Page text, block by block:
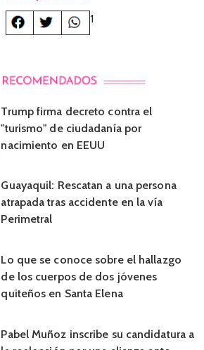
1
Trump firma decreto contra el
"turismo" de ciudadanía por
nacimiento en EEUU
Guayaquil: Rescatan a una persona
atrapada tras accidente en la vía
Perimetral
Lo que se conoce sobre el hallazgo
de los cuerpos de dos jóvenes
quiteños en Santa Elena
Pabel Muñoz inscribe su candidatura a